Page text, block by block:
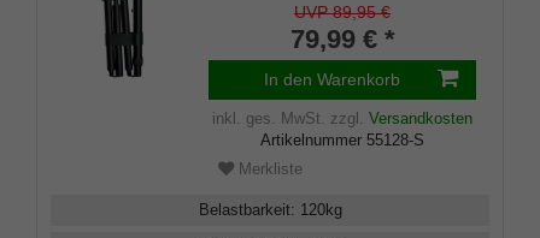
Softgrip-Beschichtung,
aufgesetzt auf einen Stock aus
stabilem Leichtmetall in
schwarz, höhenverstellbar von
89 - 99 cm, faltbar, inklusive
Gummipuffer.
UVP 89,95 €
79,99 € *
In den Warenkorb
inkl. ges. MwSt. zzgl. Versandkosten
Artikelnummer 55128-S
Merkliste
Belastbarkeit: 120kg